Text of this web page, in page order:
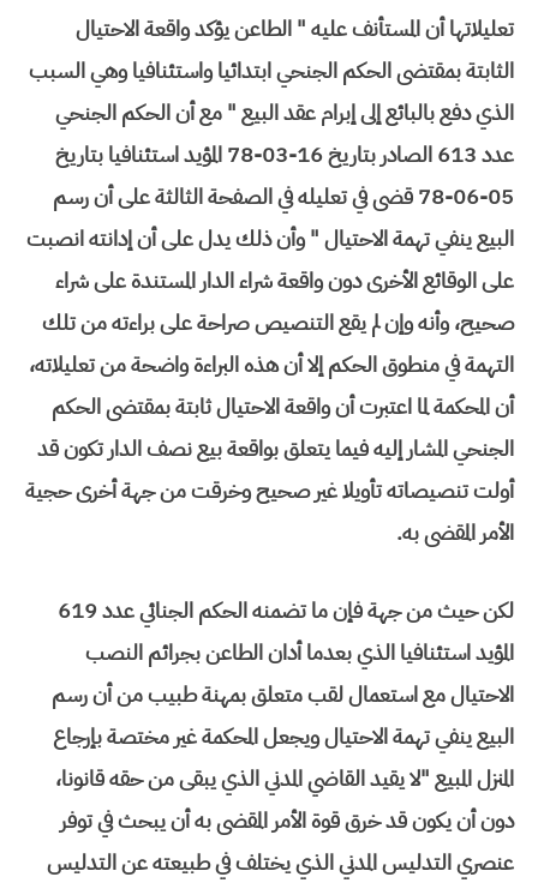
تعليلاتها أن المستأنف عليه " الطاعن يؤكد واقعة الاحتيال
الثابتة بمقتضى الحكم الجنحي ابتدائيا واستئنافيا وهي السبب
الذي دفع بالبائع إلى إبرام عقد البيع " مع أن الحكم الجنحي
عدد 613 الصادر بتاريخ 16-03-78 المؤيد استئنافيا بتاريخ
05-06-78 قضى في تعليله في الصفحة الثالثة على أن رسم
البيع ينفي تهمة الاحتيال " وأن ذلك يدل على أن إدانته انصبت
على الوقائع الأخرى دون واقعة شراء الدار المستندة على شراء
صحيح، وأنه وإن لم يقع التنصيص صراحة على براءته من تلك
التهمة في منطوق الحكم إلا أن هذه البراءة واضحة من تعليلاته،
أن المحكمة لما اعتبرت أن واقعة الاحتيال ثابتة بمقتضى الحكم
الجنحي المشار إليه فيما يتعلق بواقعة بيع نصف الدار تكون قد
أولت تنصيصاته تأويلا غير صحيح وخرقت من جهة أخرى حجية
الأمر المقضى به.
لكن حيث من جهة فإن ما تضمنه الحكم الجنائي عدد 619
المؤيد استئنافيا الذي بعدما أدان الطاعن بجرائم النصب
الاحتيال مع استعمال لقب متعلق بمهنة طبيب من أن رسم
البيع ينفي تهمة الاحتيال ويجعل المحكمة غير مختصة بإرجاع
المنزل المبيع "لا يقيد القاضي المدني الذي يبقى من حقه قانونا،
دون أن يكون قد خرق قوة الأمر المقضى به أن يبحث في توفر
عنصري التدليس المدني الذي يختلف في طبيعته عن التدليس